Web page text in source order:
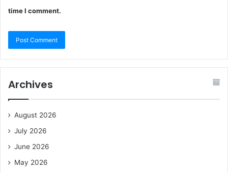
time I comment.
Archives
August 2026
July 2026
June 2026
May 2026